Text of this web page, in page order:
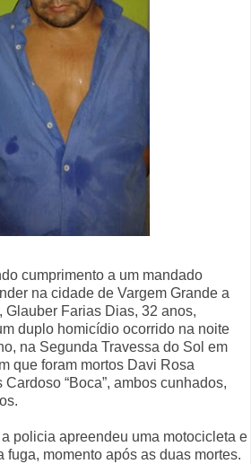
cumprimento a um mandado
na cidade de Vargem Grande a
Glauber Farias Dias, 32 anos,
duplo homicídio ocorrido na noite
na Segunda Travessa do Sol em
que foram mortos Davi Rosa
“Boca”, ambos cunhados,
policia apreendeu uma motocicleta
fuga, momento após as duas mortes.